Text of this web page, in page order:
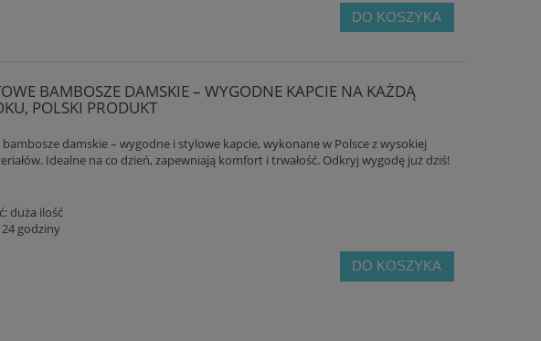
DO KOSZYKA
BAMBOSZE DAMSKIE – WYGODNE KAPCIE NA KAŻDĄ
POLSKI PRODUKT
damskie – wygodne i stylowe kapcie, wykonane w Polsce z wysokiej
Idealne na co dzień, zapewniają komfort i trwałość. Odkryj wygodę już dziś!
duża ilość
24 godziny
DO KOSZYKA